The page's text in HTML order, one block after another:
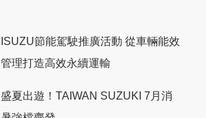
ISUZU節能駕駛推廣活動 從車輛能效
管理打造高效永續運輸
盛夏出遊！TAIWAN SUZUKI 7月消